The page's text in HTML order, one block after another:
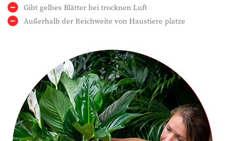
Gibt gelbes Blätter bei trocknen Luft
Außerhalb der Reichweite von Haustiere platze